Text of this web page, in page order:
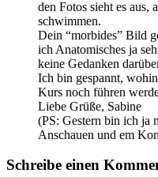
den Fotos sieht es aus,
schwimmen.
Dein “morbides” Bild
ich Anatomisches ja
keine Gedanken
Ich bin gespannt,
Kurs noch führen
Liebe Grüße, Sabine
(PS: Gestern bin ich ja
Anschauen und em
Schreibe einen